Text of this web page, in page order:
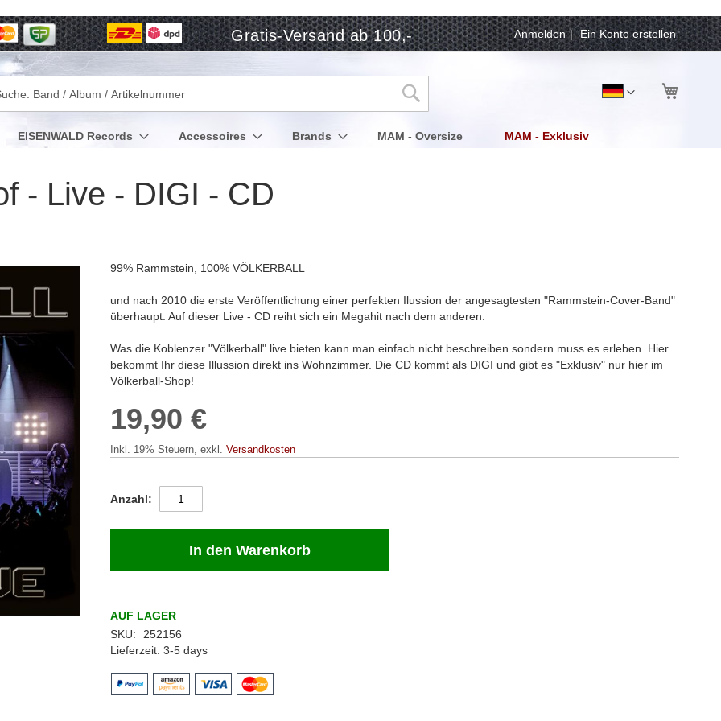
Gratis-Versand ab 100,- Anmelden Ein Konto erstellen
SpracheDeutsch
Suche
EISENWALD Records Accessoires Brands MAM - Oversize MAM - Exklusiv
- Live - DIGI - CD
99% Rammstein, 100% VÖLKERBALL
und nach 2010 die erste Veröffentlichung einer perfekten Ilussion der angesagtesten "Rammstein-Cover-Band"
überhaupt. Auf dieser Live - CD reiht sich ein Megahit nach dem anderen.
Was die Koblenzer "Völkerball" live bieten kann man einfach nicht beschreiben sondern muss es erleben. Hier
bekommt Ihr diese Illussion direkt ins Wohnzimmer. Die CD kommt als DIGI und gibt es "Exklusiv" nur hier im
Völkerball-Shop!
19,90 €
Inkl. 19% Steuern,exkl.Versandkosten
Anzahl
In den Warenkorb
AUF LAGER
SKU
252156
Lieferzeit 3-5 days